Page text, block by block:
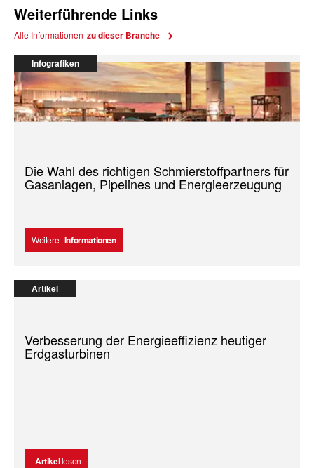
Weiterführende Links
Alle Informationen zu dieser Branche
Infografiken
Die Wahl des richtigen Schmierstoffpartners für
Gasanlagen, Pipelines und Energieerzeugung
Weitere Informationen
Artikel
Verbesserung der Energieeffizienz heutiger
Erdgasturbinen
Artikellesen